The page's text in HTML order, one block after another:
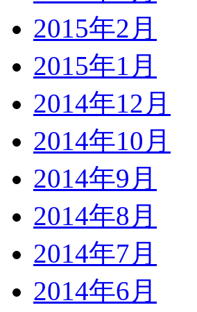
2015年2月
2015年1月
2014年12月
2014年10月
2014年9月
2014年8月
2014年7月
2014年6月